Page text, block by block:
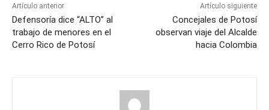
Artículo anterior
Defensoría dice “ALTO” al
trabajo de menores en el
Cerro Rico de Potosí
Artículo siguiente
Concejales de Potosí
observan viaje del Alcalde
hacia Colombia